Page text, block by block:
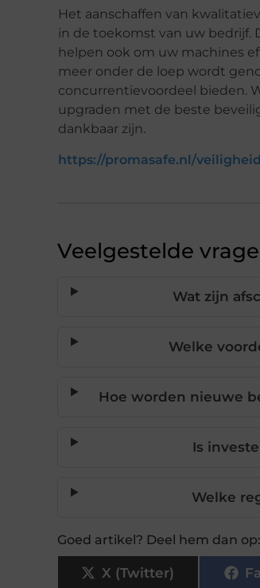
Het aanschaffen van
in de toekomst van uw bedrijf.
helpen ook om uw machines
meer onder de loep wordt
concurrentievoordeel bieden.
upgraden met de beste
dankbaar zijn.
https://promasafe.nl/
Veelgestelde
Wat zijn
Welke
Hoe worden nieuwe
Is
Welke
Goed artikel? Deel hem dan op:
X (Twitter)